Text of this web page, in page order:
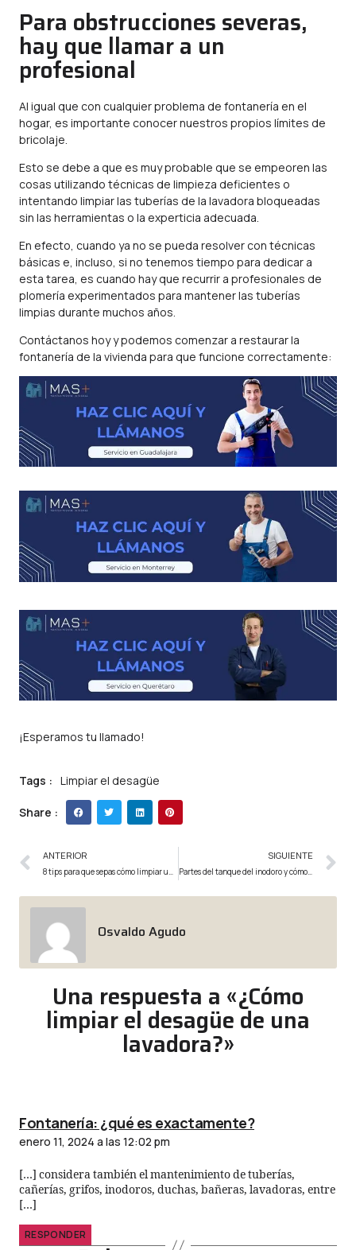
Para obstrucciones severas,
hay que llamar a un
profesional
Al igual que con cualquier problema de fontanería en el
hogar, es importante conocer nuestros propios límites de
bricolaje.
Esto se debe a que es muy probable que se empeoren las
cosas utilizando técnicas de limpieza deficientes o
intentando limpiar las tuberías de la lavadora bloqueadas
sin las herramientas o la experticia adecuada.
En efecto, cuando ya no se pueda resolver con técnicas
básicas e, incluso, si no tenemos tiempo para dedicar a
esta tarea, es cuando hay que recurrir a profesionales de
plomería experimentados para mantener las tuberías
limpias durante muchos años.
Contáctanos hoy y podemos comenzar a restaurar la
fontanería de la vivienda para que funcione correctamente:
¡Esperamos tu llamado!
Tags : Limpiar el desagüe
Share :
ANTERIOR
8 tips para que sepas cómo limpiar un tinaco
SIGUIENTE
Partes del tanque del inodoro y cómo funcionan
Osvaldo Agudo
Una respuesta a «¿Cómo
limpiar el desagüe de una
lavadora?»
Fontanería: ¿qué es exactamente?
enero 11, 2024 a las 12:02 pm
[…] considera también el mantenimiento de tuberías,
cañerías, grifos, inodoros, duchas, bañeras, lavadoras, entre
[…]
RESPONDER